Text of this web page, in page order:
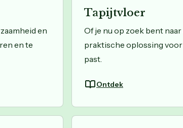
en
en te
Tapijtvloer
Of je nu op zoek bent
praktische oplossing
past.
Ontdek